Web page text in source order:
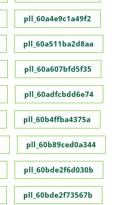
pll_60a4e9c1a49f2
pll_60a511ba2d8aa
pll_60a607bfd5f35
pll_60adfcbdd6e74
pll_60b4ffba4375a
pll_60b89ced0a344
pll_60bde2f6d030b
pll_60bde2f73567b